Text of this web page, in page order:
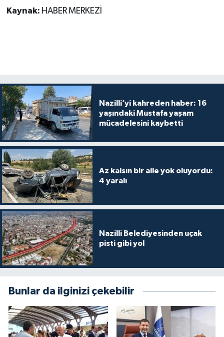
Kaynak: HABER MERKEZİ
Nazilli’yi kahreden haber: 16
yaşındaki Mustafa yaşam
mücadelesini kaybetti
Az kalsın bir aile yok oluyordu:
4 yaralı
Nazilli Belediyesinden uçak
pisti gibi yol
Bunlar da ilginizi çekebilir